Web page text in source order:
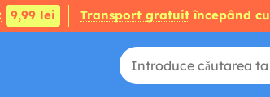
9,99 lei Transport gratuitîncepând cu